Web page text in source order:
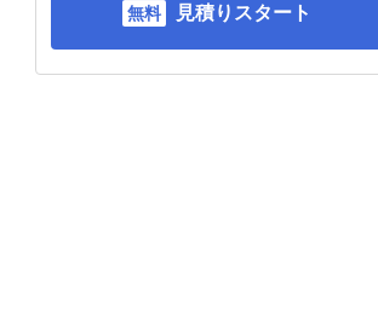
見積りスタート